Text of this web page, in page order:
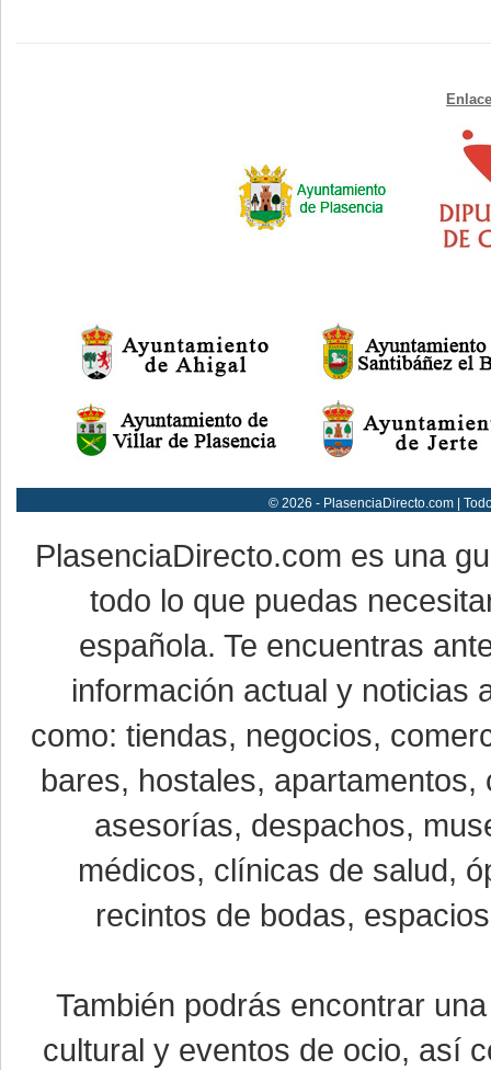
© 2026 - PlasenciaDirecto.com |
PlasenciaDirecto.com es una
todo lo que puedas
española. Te encuentras
información actual y noticias
como: tiendas, negocios,
bares, hostales,
asesorías, despachos,
médicos, clínicas de salud,
recintos de bodas,
También podrás encontrar
cultural y eventos de ocio, así